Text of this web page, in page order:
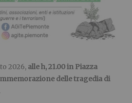
2026, alle h, 21.00 in Piazza
delle tragedia di